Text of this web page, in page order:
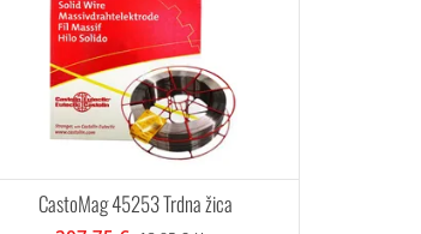
CastoMag 45253 Trdna žica